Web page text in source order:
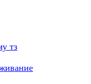
тз